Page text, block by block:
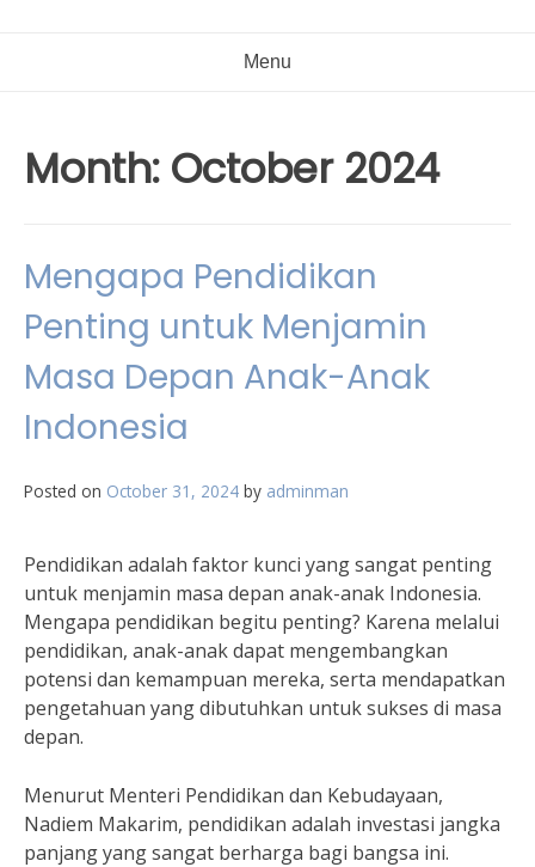
Menu
Month: October 2024
Mengapa Pendidikan
Penting untuk Menjamin
Masa Depan Anak-Anak
Indonesia
Posted on October 31, 2024 by adminman
Pendidikan adalah faktor kunci yang sangat penting
untuk menjamin masa depan anak-anak Indonesia.
Mengapa pendidikan begitu penting? Karena melalui
pendidikan, anak-anak dapat mengembangkan
potensi dan kemampuan mereka, serta mendapatkan
pengetahuan yang dibutuhkan untuk sukses di masa
depan.
Menurut Menteri Pendidikan dan Kebudayaan,
Nadiem Makarim, pendidikan adalah investasi jangka
panjang yang sangat berharga bagi bangsa ini.